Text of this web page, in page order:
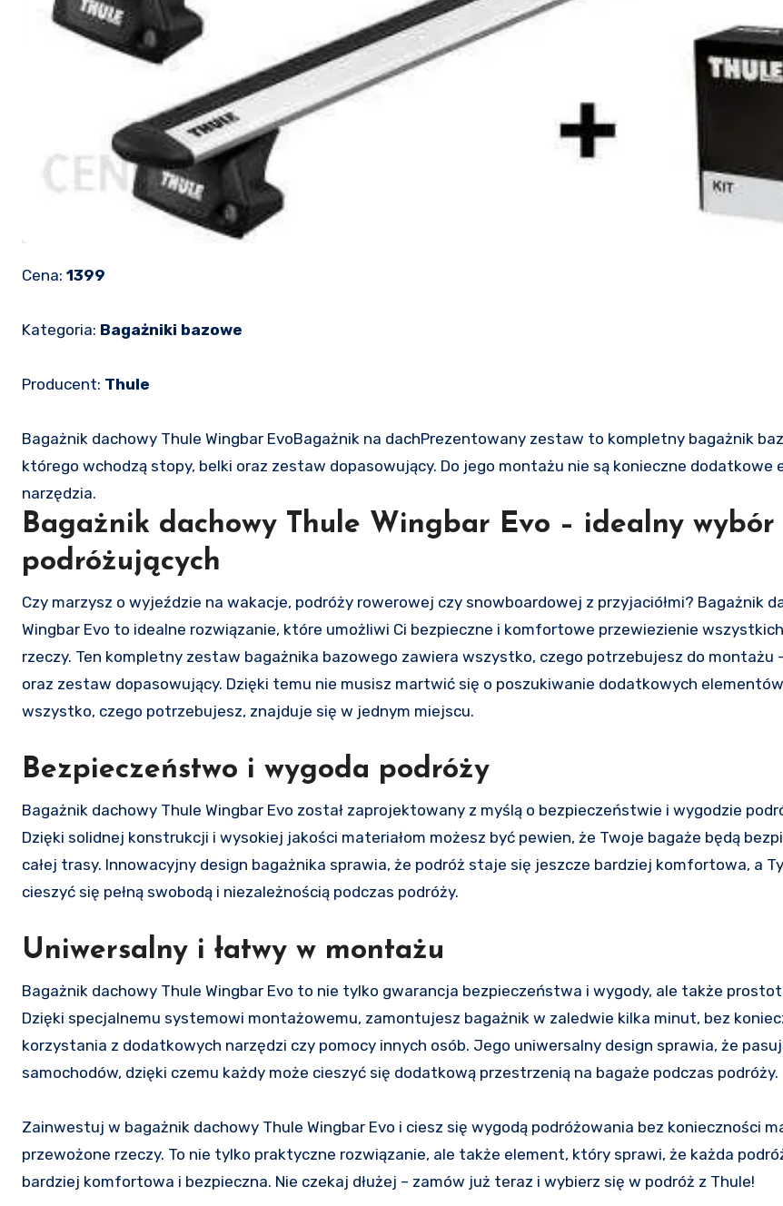
Cena: 1399
Kategoria: Bagażniki bazowe
Producent: Thule
Bagażnik dachowy Thule Wingbar EvoBagażnik na dachPrezentowany zestaw to kompletny bagażnik
którego wchodzą stopy, belki oraz zestaw dopasowujący. Do jego montażu nie są konieczne dodatkowe
narzędzia.
Bagażnik dachowy Thule Wingbar Evo – idealny wybór
podróżujących
Czy marzysz o wyjeździe na wakacje, podróży rowerowej czy snowboardowej z przyjaciółmi? Bagażnik dachowy Thule
Wingbar Evo to idealne rozwiązanie, które umożliwi Ci bezpieczne i komfortowe przewiezienie
rzeczy. Ten kompletny zestaw bagażnika bazowego zawiera wszystko, czego potrzebujesz do montażu
oraz zestaw dopasowujący. Dzięki temu nie musisz martwić się o poszukiwanie dodatkowych
wszystko, czego potrzebujesz, znajduje się w jednym miejscu.
Bezpieczeństwo i wygoda podróży
Bagażnik dachowy Thule Wingbar Evo został zaprojektowany z myślą o bezpieczeństwie i wygodzie
Dzięki solidnej konstrukcji i wysokiej jakości materiałom możesz być pewien, że Twoje bagaże będą
całej trasy. Innowacyjny design bagażnika sprawia, że podróż staje się jeszcze bardziej komfortowa, a
cieszyć się pełną swobodą i niezależnością podczas podróży.
Uniwersalny i łatwy w montażu
Bagażnik dachowy Thule Wingbar Evo to nie tylko gwarancja bezpieczeństwa i wygody, ale także
Dzięki specjalnemu systemowi montażowemu, zamontujesz bagażnik w zaledwie kilka minut, bez
korzystania z dodatkowych narzędzi czy pomocy innych osób. Jego uniwersalny design sprawia, że
samochodów, dzięki czemu każdy może cieszyć się dodatkową przestrzenią na bagaże podczas podróży.
Zainwestuj w bagażnik dachowy Thule Wingbar Evo i ciesz się wygodą podróżowania bez konieczności
przewożone rzeczy. To nie tylko praktyczne rozwiązanie, ale także element, który sprawi, że każda
bardziej komfortowa i bezpieczna. Nie czekaj dłużej – zamów już teraz i wybierz się w podróż z Thule!